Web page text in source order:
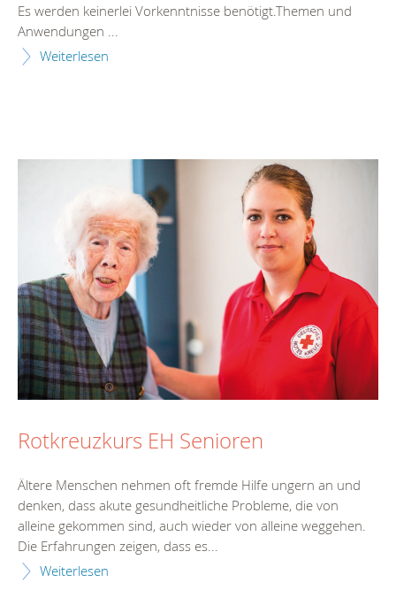
Es werden keinerlei Vorkenntnisse benötigt.Themen und
Anwendungen ...
Weiterlesen
Rotkreuzkurs EH Senioren
Ältere Menschen nehmen oft fremde Hilfe ungern an und
denken, dass akute gesundheitliche Probleme, die von
alleine gekommen sind, auch wieder von alleine weggehen.
Die Erfahrungen zeigen, dass es...
Weiterlesen